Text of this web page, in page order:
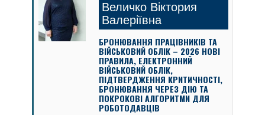
Величко Віктория
Валеріївна
БРОНЮВАННЯ ПРАЦІВНИКІВ ТА
ВІЙСЬКОВИЙ ОБЛІК – 2026 НОВІ
ПРАВИЛА, ЕЛЕКТРОННИЙ
ВІЙСЬКОВИЙ ОБЛІК,
ПІДТВЕРДЖЕННЯ КРИТИЧНОСТІ,
БРОНЮВАННЯ ЧЕРЕЗ ДІЮ ТА
ПОКРОКОВІ АЛГОРИТМИ ДЛЯ
РОБОТОДАВЦІВ